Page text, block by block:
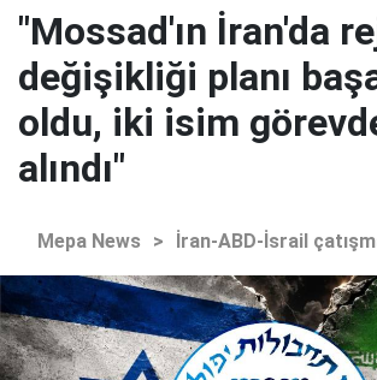
"Mossad'ın İran'da
değişikliği planı
oldu, iki isim
alındı"
Mepa News > İran-ABD-İsrail